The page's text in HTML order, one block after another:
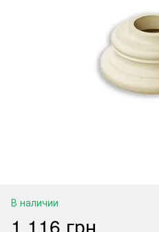
В наличии
1 116 грн